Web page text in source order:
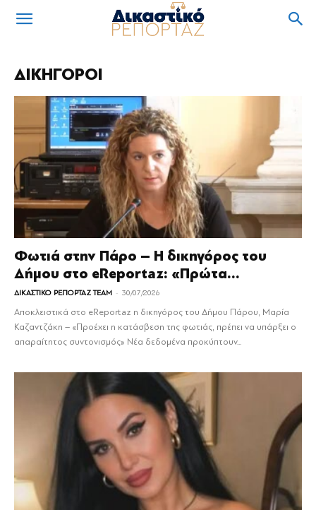
ΔΙΚΗΓΟΡΟΙ
Φωτιά στην Πάρο – Η δικηγόρος του
Δήμου στο eReportaz: «Πρώτα...
ΔΙΚΑΣΤΙΚΟ ΡΕΠΟΡΤΑΖ TEAM - 30/07/2026
Αποκλειστικά στο eReportaz η δικηγόρος του Δήμου Πάρου, Μαρία
Καζαντζάκη – «Προέχει η κατάσβεση της φωτιάς, πρέπει να υπάρξει ο
απαραίτητος συντονισμός» Νέα δεδομένα προκύπτουν...